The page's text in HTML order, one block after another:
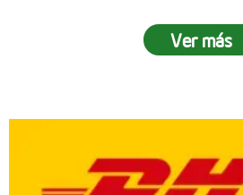
Ver más